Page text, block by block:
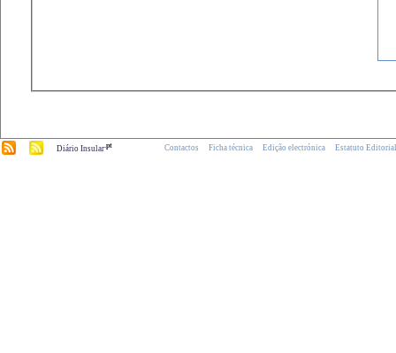
Diário Insular.pt Contactos Ficha técnica Edição electrónica Estatuto Editorial